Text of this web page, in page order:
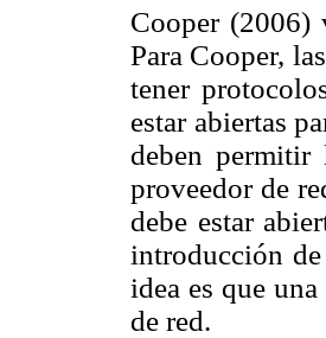
Cooper (2006)
Para Cooper,
tener
estar abiertas
deben permitir
proveedor de
debe estar
introducción
idea es que
de red.